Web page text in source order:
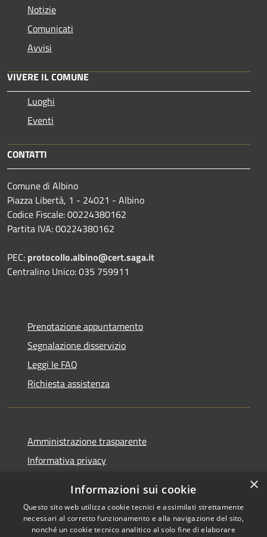
Notizie
Comunicati
Avvisi
VIVERE IL COMUNE
Luoghi
Eventi
CONTATTI
Comune di Albino
Piazza Libertà, 1 - 24021 - Albino
Codice Fiscale: 00224380162
Partita IVA: 00224380162
PEC: protocollo.albino@cert.saga.it
Centralino Unico: 035 759911
Prenotazione appuntamento
Segnalazione disservizio
Leggi le FAQ
Richiesta assistenza
Amministrazione trasparente
Informativa privacy
Dichiarazione di accessibilità
×
Informazioni sui cookie
Questo sito web utilizza cookie tecnici e assimilati strettamente
necessari al corretto funzionamento e alla navigazione del sito,
nonché un cookie tecnico analitico al solo fine di elaborare